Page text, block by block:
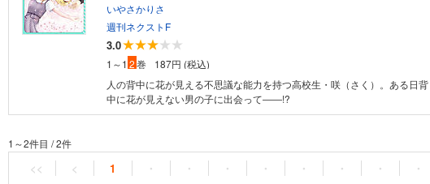
いやさかりさ
週刊ネクストF
3.0
1～1 2巻
187円 (税込)
人の背中に花が見える不思議な能力を持つ高校生・咲（さく）。ある日背
中に花が見えない男の子に出会って――!?
1～2件目 /2件
<< < 1 ・ ・ ・ ・ ・ ・ ・ ・